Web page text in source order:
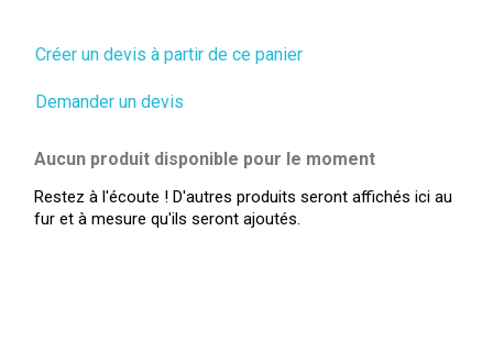
Créer un devis à partir de ce panier
Demander un devis
Aucun produit disponible pour le moment
Restez à l'écoute ! D'autres produits seront affichés ici au
fur et à mesure qu'ils seront ajoutés.